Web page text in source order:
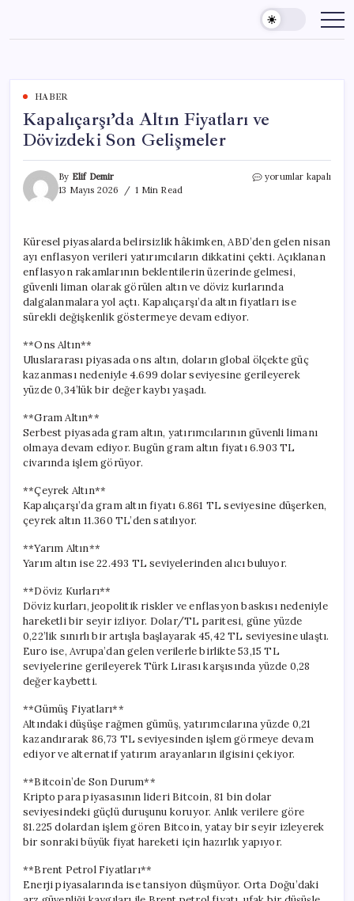
content
HABER
Kapalıçarşı’da Altın Fiyatları ve
Dövizdeki Son Gelişmeler
By Elif Demir
13 Mayıs 2026
1 Min Read
Kapalıçarşı’da
Son
Gelişmeler
için
yorumlar kapalı
Küresel piyasalarda belirsizlik hâkimken, ABD’den gelen nisan
ayı enflasyon verileri yatırımcıların dikkatini çekti. Açıklanan
enflasyon rakamlarının beklentilerin üzerinde gelmesi,
güvenli liman olarak görülen altın ve döviz kurlarında
dalgalanmalara yol açtı. Kapalıçarşı’da altın fiyatları ise
sürekli değişkenlik göstermeye devam ediyor.
**Ons Altın**
Uluslararası piyasada ons altın, doların global ölçekte güç
kazanması nedeniyle 4.699 dolar seviyesine gerileyerek
yüzde 0,34’lük bir değer kaybı yaşadı.
**Gram Altın**
Serbest piyasada gram altın, yatırımcılarının güvenli limanı
olmaya devam ediyor. Bugün gram altın fiyatı 6.903 TL
civarında işlem görüyor.
**Çeyrek Altın**
Kapalıçarşı’da gram altın fiyatı 6.861 TL seviyesine düşerken,
çeyrek altın 11.360 TL’den satılıyor.
**Yarım Altın**
Yarım altın ise 22.493 TL seviyelerinden alıcı buluyor.
**Döviz Kurları**
Döviz kurları, jeopolitik riskler ve enflasyon baskısı nedeniyle
hareketli bir seyir izliyor. Dolar/TL paritesi, güne yüzde
0,22’lik sınırlı bir artışla başlayarak 45,42 TL seviyesine ulaştı.
Euro ise, Avrupa’dan gelen verilerle birlikte 53,15 TL
seviyelerine gerileyerek Türk Lirası karşısında yüzde 0,28
değer kaybetti.
**Gümüş Fiyatları**
Altındaki düşüşe rağmen gümüş, yatırımcılarına yüzde 0,21
kazandırarak 86,73 TL seviyesinden işlem görmeye devam
ediyor ve alternatif yatırım arayanların ilgisini çekiyor.
**Bitcoin’de Son Durum**
Kripto para piyasasının lideri Bitcoin, 81 bin dolar
seviyesindeki güçlü duruşunu koruyor. Anlık verilere göre
81.225 dolardan işlem gören Bitcoin, yatay bir seyir izleyerek
bir sonraki büyük fiyat hareketi için hazırlık yapıyor.
**Brent Petrol Fiyatları**
Enerji piyasalarında ise tansiyon düşmüyor. Orta Doğu’daki